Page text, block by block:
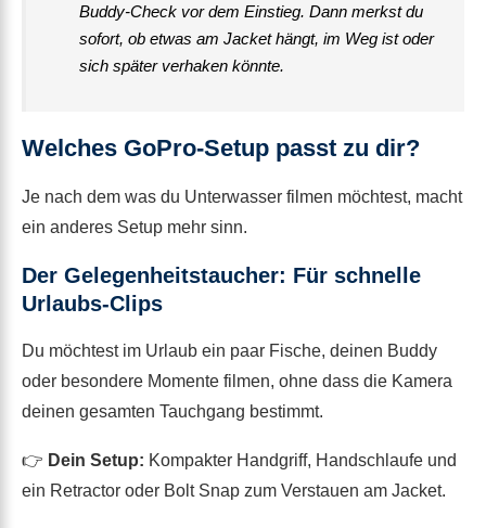
Buddy-Check vor dem Einstieg. Dann merkst du
sofort, ob etwas am Jacket hängt, im Weg ist oder
sich später verhaken könnte.
Welches GoPro-Setup passt zu dir?
Je nach dem was du Unterwasser filmen möchtest, macht
ein anderes Setup mehr sinn.
Der Gelegenheitstaucher: Für schnelle
Urlaubs-Clips
Du möchtest im Urlaub ein paar Fische, deinen Buddy
oder besondere Momente filmen, ohne dass die Kamera
deinen gesamten Tauchgang bestimmt.
👉 Dein Setup: Kompakter Handgriff, Handschlaufe und
ein Retractor oder Bolt Snap zum Verstauen am Jacket.